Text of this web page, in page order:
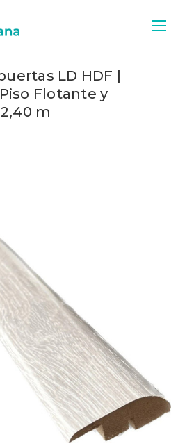
LD HDF |
Flotante y
m